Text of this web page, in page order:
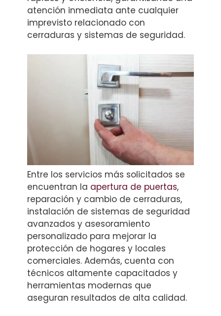
atención inmediata ante cualquier
imprevisto relacionado con
cerraduras y sistemas de seguridad.
Entre los servicios más solicitados se
encuentran la apertura de puertas,
reparación y cambio de cerraduras,
instalación de sistemas de seguridad
avanzados y asesoramiento
personalizado para mejorar la
protección de hogares y locales
comerciales. Además, cuenta con
técnicos altamente capacitados y
herramientas modernas que
aseguran resultados de alta calidad.